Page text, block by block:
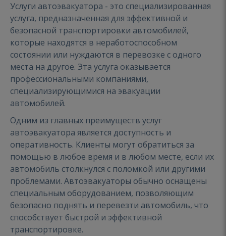
Услуги автоэвакуатора - это специализированная
услуга, предназначенная для эффективной и
безопасной транспортировки автомобилей,
которые находятся в неработоспособном
состоянии или нуждаются в перевозке с одного
места на другое. Эта услуга оказывается
профессиональными компаниями,
специализирующимися на эвакуации
автомобилей.
Одним из главных преимуществ услуг
автоэвакуатора является доступность и
оперативность. Клиенты могут обратиться за
помощью в любое время и в любом месте, если их
автомобиль столкнулся с поломкой или другими
проблемами. Автоэвакуаторы обычно оснащены
специальным оборудованием, позволяющим
безопасно поднять и перевезти автомобиль, что
способствует быстрой и эффективной
транспортировке.